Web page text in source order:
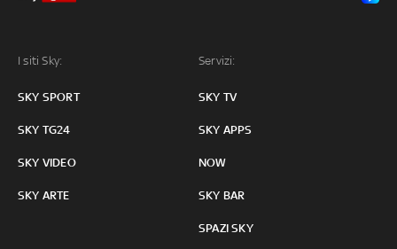
I siti Sky:
SKY SPORT
SKY TG24
SKY VIDEO
SKY ARTE
Servizi:
SKY TV
SKY APPS
NOW
SKY BAR
SPAZI SKY